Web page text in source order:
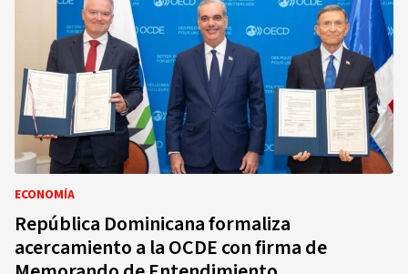
ECONOMÍA
República Dominicana formaliza
acercamiento a la OCDE con firma de